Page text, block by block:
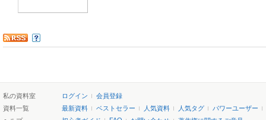
私の資料室 ログイン
会員登録
資料一覧
最新資料 ベストセラー 人気資料 人気タグ
パワーユーザー